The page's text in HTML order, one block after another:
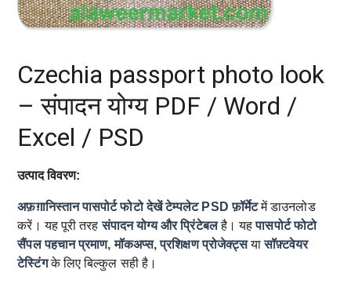
Czechia passport photo look
– संपादन योग्य PDF / Word /
Excel / PSD
उत्पाद विवरण:
अफ़ग़ानिस्तान पासपोर्ट फोटो देखें टेम्पलेट PSD फ़ॉर्मेटमें डाउनलोड
करें। यह पूरी तरहसंपादन योग्य और प्रिंटेबलहै। यहपासपोर्ट फोटो
सैंपल पहचान प्रमाण, मॉकअप्स, प्रशिक्षण प्रोजेक्ट्सयासॉफ़्टवेयर
टेस्टिंगके लिए बिल्कुल सही है।